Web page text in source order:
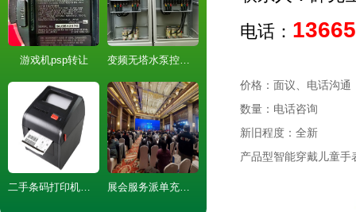
游戏机psp转让 变频无塔水泵控制箱配电柜,安装设计维修改造
二手条码打印机价格 展会服务派单充场举牌排队安保礼仪伴郎伴娘促销演艺
电话：
价格：面议、电话沟通
数量：电话咨询
新旧程度：全新
产品型智能穿戴儿童